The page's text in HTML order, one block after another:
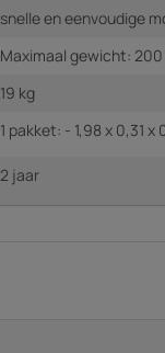
snelle en eenvoudige
Maximaal gewicht:
19 kg
1 pakket: - 1,98 x 0,31 x
2 jaar